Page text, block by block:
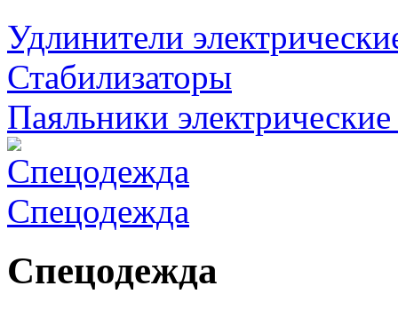
Удлинители
Стабилизаторы
Паяльники
Спецодежда
Спецодежда